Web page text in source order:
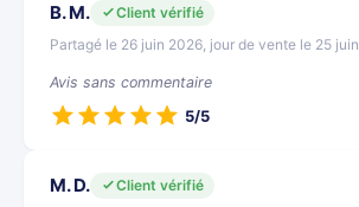
B. M.
Client vérifié
Partagé le 26 juin 2026, jour de vente le 25 juin
Avis sans commentaire
5/5
M. D.
Client vérifié